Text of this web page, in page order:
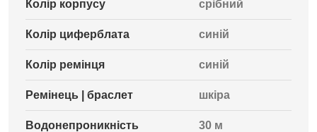
Колір корпусу срібний
Колір циферблата синій
Колір ремінця синій
Ремінець | браслет шкіра
Водонепроникність 30 м